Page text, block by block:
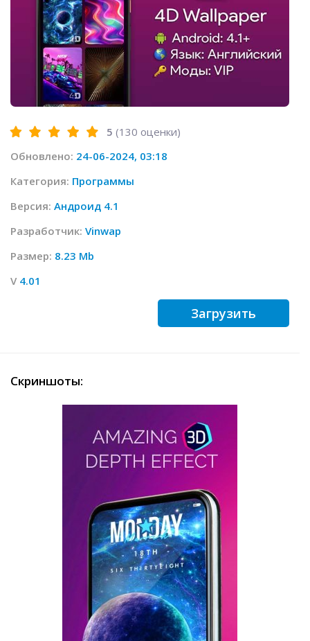
5 (130 оценки)
Обновлено: 24-06-2024, 03:18
Категория: Программы
Версия: Андроид 4.1
Разработчик: Vinwap
Размер: 8.23 Mb
V 4.01
Загрузить
Скриншоты: